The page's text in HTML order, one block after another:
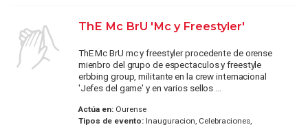
ThE Mc BrU 'Mc y Freestyler'
ThE Mc BrU mc y freestyler procedente de orense
mienbro del grupo de espectaculos y freestyle
erbbing group, militante en la crew internacional
'Jefes del game' y en varios sellos ...
Actúa en:Ourense
Tipos de evento:Inauguracion, Celebraciones,